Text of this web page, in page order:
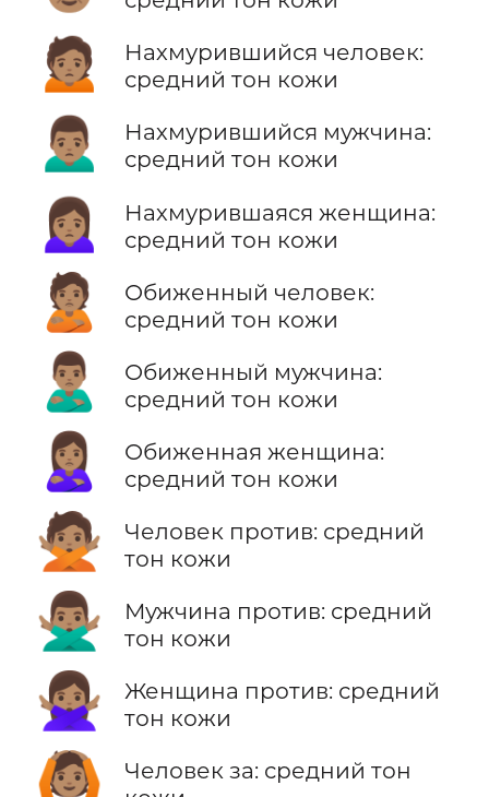
🙍🏽
Нахмурившийся человек:
средний тон кожи
🙍🏽‍♂️
Нахмурившийся мужчина:
средний тон кожи
🙍🏽‍♀️
Нахмурившаяся женщина:
средний тон кожи
🙎🏽
Обиженный человек:
средний тон кожи
🙎🏽‍♂️
Обиженный мужчина:
средний тон кожи
🙎🏽‍♀️
Обиженная женщина:
средний тон кожи
🙅🏽
Человек против: средний
тон кожи
🙅🏽‍♂️
Мужчина против: средний
тон кожи
🙅🏽‍♀️
Женщина против: средний
тон кожи
🙆🏽
Человек за: средний тон